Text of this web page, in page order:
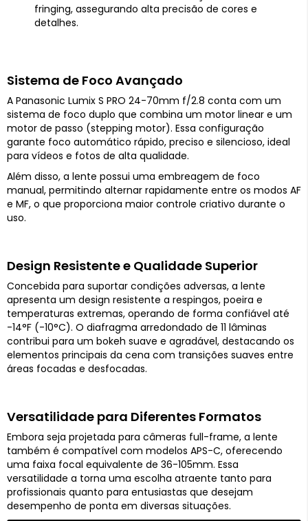
fringing, assegurando alta precisão de cores e
detalhes.
Sistema de Foco Avançado
A Panasonic Lumix S PRO 24-70mm f/2.8 conta com um
sistema de foco duplo que combina um motor linear e um
motor de passo (stepping motor). Essa configuração
garante foco automático rápido, preciso e silencioso, ideal
para vídeos e fotos de alta qualidade.
Além disso, a lente possui uma embreagem de foco
manual, permitindo alternar rapidamente entre os modos AF
e MF, o que proporciona maior controle criativo durante o
uso.
Design Resistente e Qualidade Superior
Concebida para suportar condições adversas, a lente
apresenta um design resistente a respingos, poeira e
temperaturas extremas, operando de forma confiável até
-14°F (-10°C). O diafragma arredondado de 11 lâminas
contribui para um bokeh suave e agradável, destacando os
elementos principais da cena com transições suaves entre
áreas focadas e desfocadas.
Versatilidade para Diferentes Formatos
Embora seja projetada para câmeras full-frame, a lente
também é compatível com modelos APS-C, oferecendo
uma faixa focal equivalente de 36-105mm. Essa
versatilidade a torna uma escolha atraente tanto para
profissionais quanto para entusiastas que desejam
desempenho de ponta em diversas situações.